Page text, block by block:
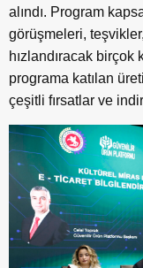
alındı. Program
görüşmeleri,
hızlandıracak birçok
programa katılan
çeşitli fırsatlar ve